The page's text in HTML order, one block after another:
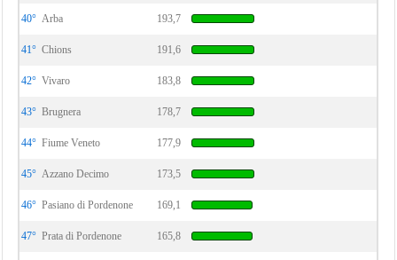
40° Arba 193,7
41° Chions 191,6
42° Vivaro 183,8
43° Brugnera 178,7
44° Fiume Veneto 177,9
45° Azzano Decimo 173,5
46° Pasiano di Pordenone 169,1
47° Prata di Pordenone 165,8